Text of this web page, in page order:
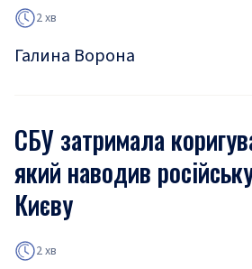
2 хв
Галина Ворона
СБУ затримала
який наводив
Києву
2 хв